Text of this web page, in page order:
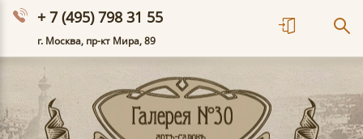
+ 7 (495) 798 31 55
г. Москва, пр-кт Мира, 89